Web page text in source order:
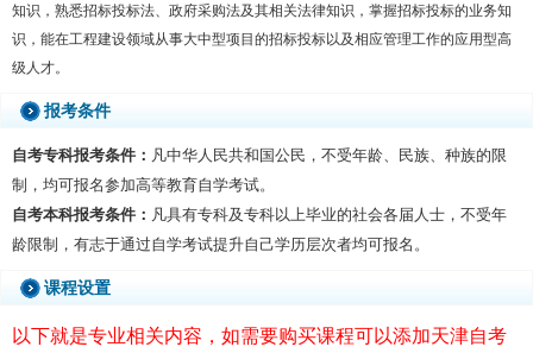
知识，熟悉招标投标法、政府采购法及其相关法律知识，掌握招标投标的业务知
识，能在工程建设领域从事大中型项目的招标投标以及相应管理工作的应用型高
级人才。
报考条件
自考专科报考条件： 凡中华人民共和国公民，不受年龄、民族、种族的限
制，均可报名参加高等教育自学考试。
自考本科报考条件： 凡具有专科及专科以上毕业的社会各届人士，不受年
龄限制，有志于通过自学考试提升自己学历层次者均可报名。
课程设置
以下就是专业相关内容，如需要购买课程可以添加天津自考